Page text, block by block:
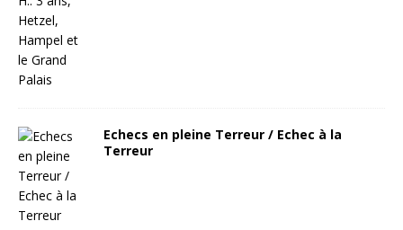
Echecs en pleine Terreur / Echec à la
Terreur